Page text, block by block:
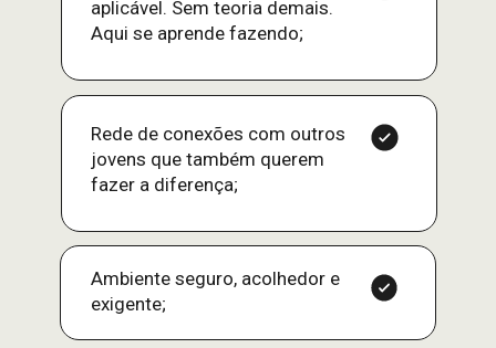
aplicável. Sem teoria demais.
Aqui se aprende fazendo;
Rede de conexões com outros
jovens que também querem
fazer a diferença;
Ambiente seguro, acolhedor e
exigente;